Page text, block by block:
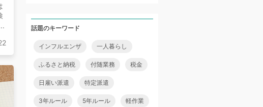
話題のキーワード
インフルエンザ 一人暮らし
ふるさと納税 付随業務 税金
日雇い派遣 特定派遣
3年ルール 5年ルール 軽作業